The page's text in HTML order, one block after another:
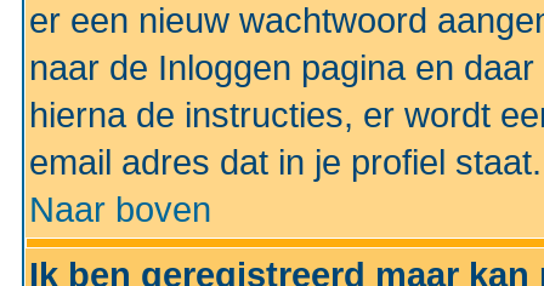
er een nieuw wachtwoord
naar de Inloggen pagina en
hierna de instructies, er wordt
email adres dat in je profiel staat.
Naar boven
Ik ben geregistreerd maar